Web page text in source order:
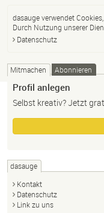
dasauge verwendet
Durch Nutzung unserer
Datenschutz
Mitmachen Abonnieren
Profil anlegen
Selbst kreativ? Jetzt
dasauge
Kontakt
Datenschutz
Link zu uns